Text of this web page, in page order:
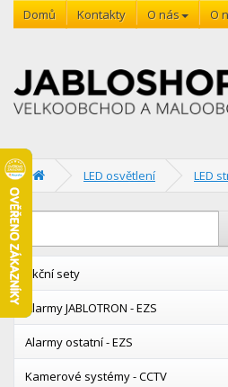
Domů Kontakty O nás O
LED osvětlení LED
Akční sety
Alarmy JABLOTRON - EZS
Alarmy ostatní - EZS
Kamerové systémy - CCTV